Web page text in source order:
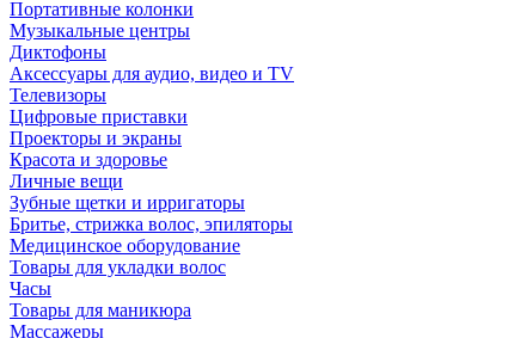
Портативные колонки
Музыкальные центры
Диктофоны
Аксессуары для аудио, видео и TV
Телевизоры
Цифровые приставки
Проекторы и экраны
Красота и здоровье
Личные вещи
Зубные щетки и ирригаторы
Бритье, стрижка волос, эпиляторы
Медицинское оборудование
Товары для укладки волос
Часы
Товары для маникюра
Массажеры